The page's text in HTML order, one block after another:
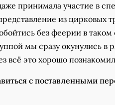
принимала участие в
из цирковых
без феерии в таком
мы сразу окунулись в
всё это хорошо
с поставленными